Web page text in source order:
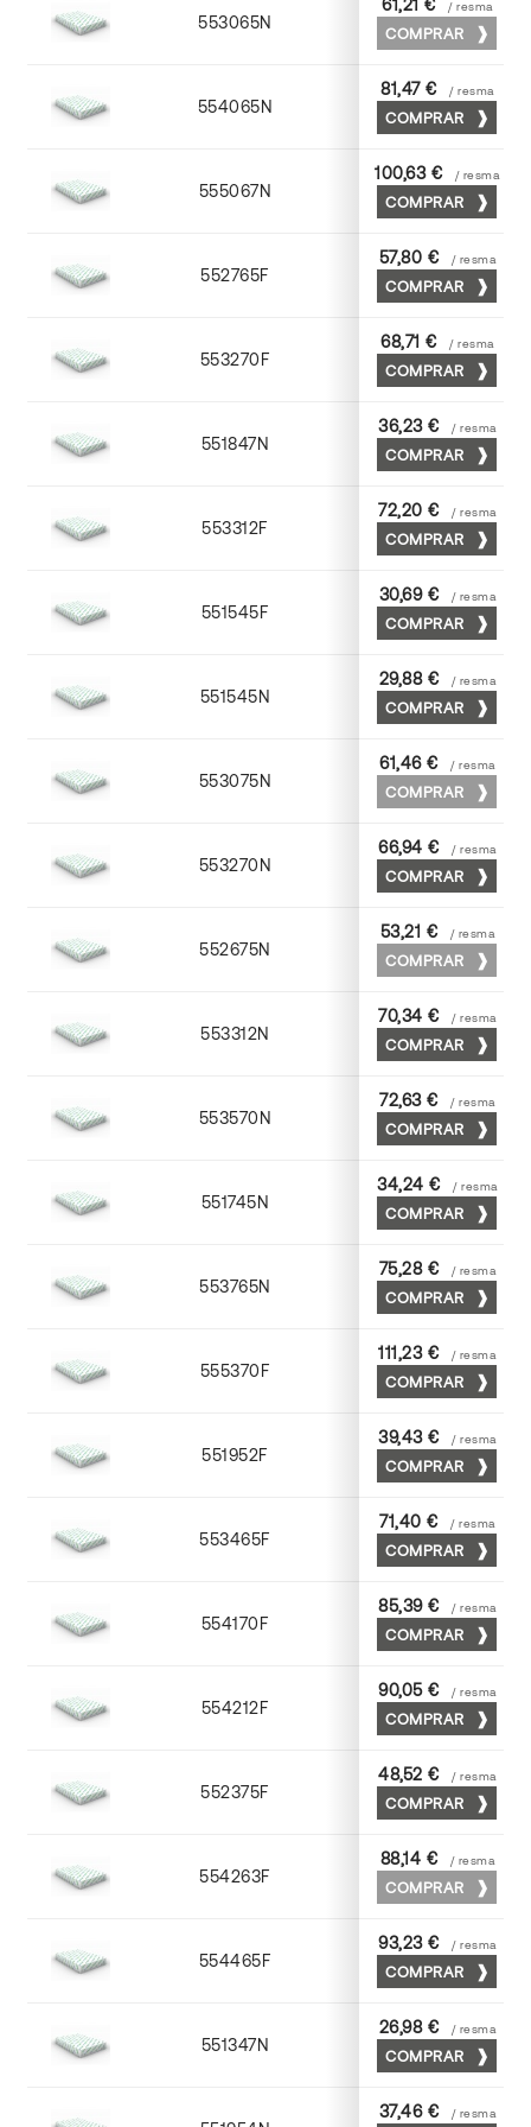
553065N 65 x 90
61,21 € / resma
COMPRAR
554065N 65 x 90
81,47 € / resma
COMPRAR
555067N 65 x 90
100,63 € / resma
COMPRAR
552765F 65 x 90
57,80 € / resma
COMPRAR
553270F 70 x 100
68,71 € / resma
COMPRAR
551847N 45 x 64
36,23 € / resma
COMPRAR
553312F 72 x 102
72,20 € / resma
COMPRAR
551545F 45 x 64
30,69 € / resma
COMPRAR
551545N 45 x 64
29,88 € / resma
COMPRAR
553075N 75 x 53
61,46 € / resma
COMPRAR
553270N 70 x 100
66,94 € / resma
COMPRAR
552675N 75 x 53
53,21 € / resma
COMPRAR
553312N 72 x 102
70,34 € / resma
COMPRAR
553570N 70 x 100
72,63 € / resma
COMPRAR
551745N 45 x 64
34,24 € / resma
COMPRAR
553765N 65 x 90
75,28 € / resma
COMPRAR
555370F 70 x 100
111,23 € / resma
COMPRAR
551952F 52 x 70
39,43 € / resma
COMPRAR
553465F 65 x 90
71,40 € / resma
COMPRAR
554170F 70 x 100
85,39 € / resma
COMPRAR
554212F 72 x 102
90,05 € / resma
COMPRAR
552375F 75 x 53
48,52 € / resma
COMPRAR
554263F 63 x 88
88,14 € / resma
COMPRAR
554465F 65 x 90
93,23 € / resma
COMPRAR
551347N 45 x 64
26,98 € / resma
COMPRAR
37,46 € / resma